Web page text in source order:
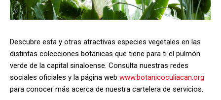
Descubre esta y otras atractivas especies vegetales en las
distintas colecciones botánicas que tiene para ti el pulmón
verde de la capital sinaloense. Consulta nuestras redes
sociales oficiales y la página web www.botanicoculiacan.org
para conocer más acerca de nuestra cartelera de servicios.